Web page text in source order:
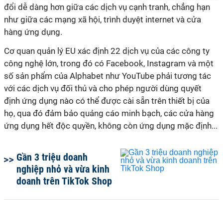
đổi dễ dàng hơn giữa các dịch vụ cạnh tranh, chẳng hạn
như giữa các mạng xã hội, trình duyệt internet và cửa
hàng ứng dụng.
Cơ quan quản lý EU xác định 22 dịch vụ của các công ty
công nghệ lớn, trong đó có Facebook, Instagram và một
số sản phẩm của Alphabet như YouTube phải tương tác
với các dịch vụ đối thủ và cho phép người dùng quyết
định ứng dụng nào có thể được cài sẵn trên thiết bị của
họ, qua đó đảm bảo quảng cáo minh bạch, các cửa hàng
ứng dụng hết độc quyền, không còn ứng dụng mặc định...
Gần 3 triệu doanh
nghiệp nhỏ và vừa kinh
doanh trên TikTok Shop